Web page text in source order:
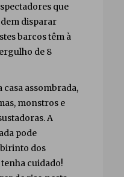
que
disparar
barcos têm à
de 8
assombrada,
monstros e
A
pode
dos
cuidado!